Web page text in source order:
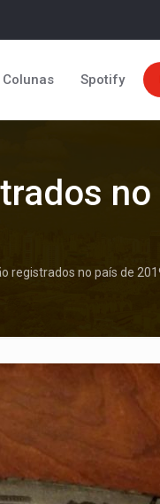
Colunas Spotify
registrados no país de